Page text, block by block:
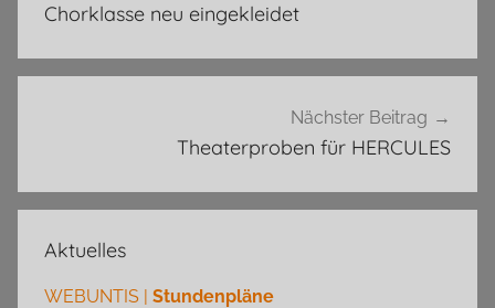
Chorklasse neu eingekleidet
Nächster Beitrag
Theaterproben für HERCULES
Aktuelles
WEBUNTIS | Stundenpläne